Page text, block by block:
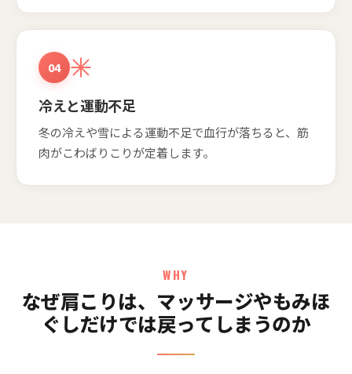
04
冷えと運動不足
冬の冷えや雪による運動不足で血行が落ちると、筋
肉がこわばりこりが定着します。
WHY
なぜ肩こりは、マッサージやもみほ
ぐしだけでは戻ってしまうのか